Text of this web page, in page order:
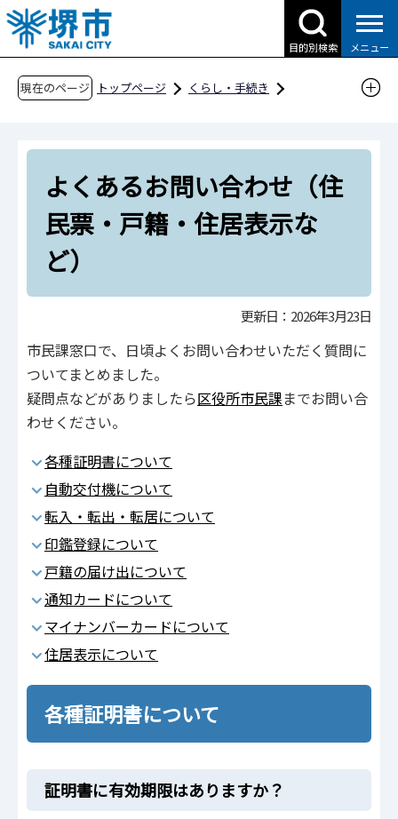
こ
の
ペ
目的別検索 メニュー
現在のページ トップページ
くらし・手続き
よくあるお問い合わせ（住民票・戸籍・住居表
示など）
よくあるお問い合わせ（住
民票・戸籍・住居表示な
ど）
更新日：2026年3月23日
市民課窓口で、日頃よくお問い合わせいただく質問に
ついてまとめました。
疑問点などがありましたら区役所市民課までお問い合
わせください。
各種証明書について
自動交付機について
転入・転出・転居について
印鑑登録について
戸籍の届け出について
通知カードについて
マイナンバーカードについて
住居表示について
各種証明書について
証明書に有効期限はありますか？